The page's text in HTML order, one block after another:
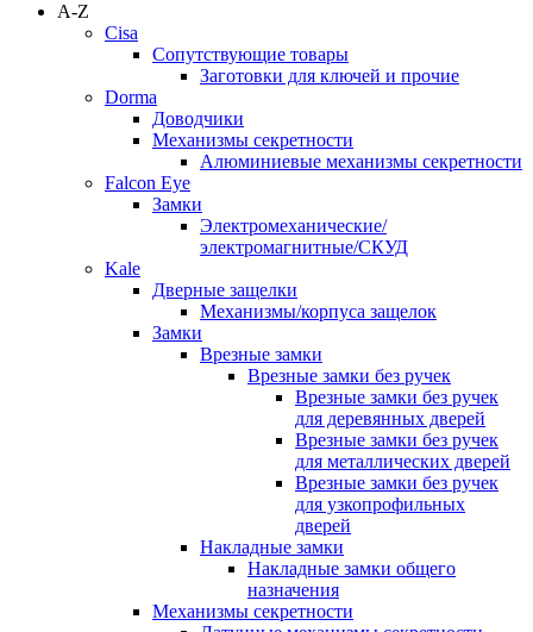
A-Z
Cisa
Сопутствующие товары
Заготовки для ключей и прочие
Dorma
Доводчики
Механизмы секретности
Алюминиевые механизмы секретности
Falcon Eye
Замки
Электромеханические/
электромагнитные/СКУД
Kale
Дверные защелки
Механизмы/корпуса защелок
Замки
Врезные замки
Врезные замки без ручек
Врезные замки без ручек
для деревянных дверей
Врезные замки без ручек
для металлических дверей
Врезные замки без ручек
для узкопрофильных
дверей
Накладные замки
Накладные замки общего
назначения
Механизмы секретности